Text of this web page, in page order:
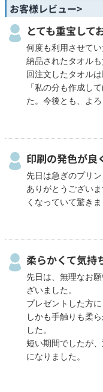
お客様レビュー>
とても重宝して
何度も利用させて
納品されたタオル
回注文したタオル
「私の分も作成し
た。今後とも、よ
印刷の発色が良
先日は急ぎのプリ
ありがとうござい
くなっていて驚きま
柔らかくて気持
先日は、無理なお
ざいました。
プレゼントした方
しかも手触りも柔
した。
短い期間でしたが
になりました。